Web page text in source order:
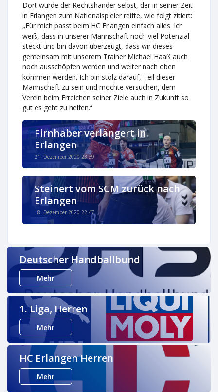
Dort wurde der Rechtshänder selbst, der in seiner Zeit
in Erlangen zum Nationalspieler reifte, wie folgt zitiert:
„Für mich passt beim HC Erlangen einfach alles. Ich
weiß, dass in unserer Mannschaft noch viel Potenzial
steckt und bin davon überzeugt, dass wir dieses
gemeinsam mit unserem Trainer Michael Haaß auch
noch ausschöpfen werden und weiter nach oben
kommen werden. Ich bin stolz darauf, Teil dieser
Mannschaft zu sein und möchte versuchen, dem
Verein beim Erreichen seiner Ziele auch in Zukunft so
gut es geht zu helfen.“
Firnhaber verlängert in
Erlangen
21. Dezember 2020 23:39
Steinert vom SCM zurück nach
Erlangen
18. Dezember 2020 22:47
Deutscher Handballbund
Mehr
1. Liga, Herren
Mehr
HC Erlangen Herren
Mehr